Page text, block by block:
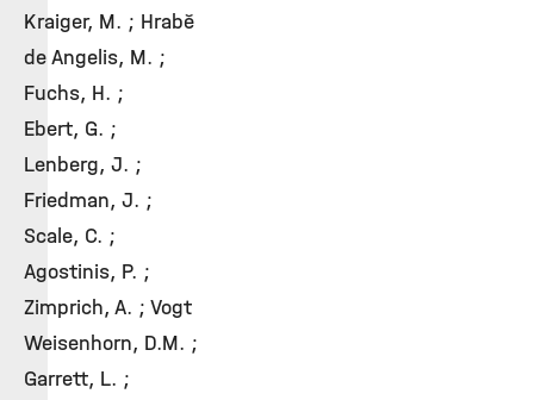
Kraiger, M. ; Hrabě
de Angelis, M. ;
Fuchs, H. ;
Ebert, G. ;
Lenberg, J. ;
Friedman, J. ;
Scale, C. ;
Agostinis, P. ;
Zimprich, A. ; Vogt
Weisenhorn, D.M. ;
Garrett, L. ;